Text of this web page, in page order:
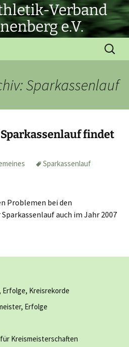
Verband
e.V.
Suchen
nach:
Sparkassenlauf
findet
Sparkassenlauf
Problemen bei den
auch im Jahr 2007
Kreisrekorde
Erfolge
Kreismeisterschaften